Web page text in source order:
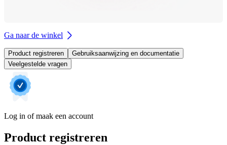
Ga naar de winkel
Product registreren
Gebruiksaanwijzing en documentatie
Veelgestelde vragen
Log in of maak een account
Product registreren